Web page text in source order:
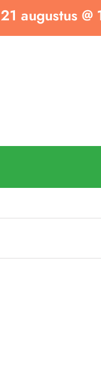
21 augustus @